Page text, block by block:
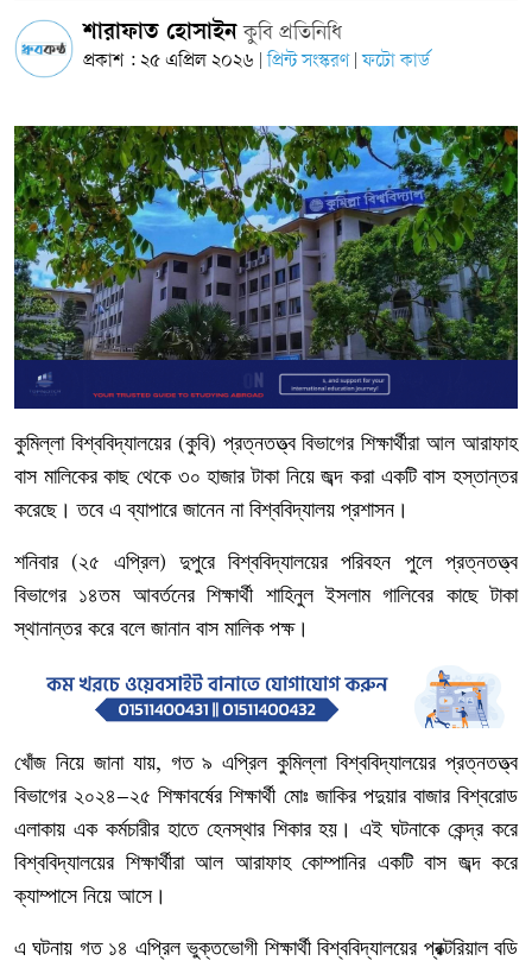
শারাফাত হোসাইনকুবি প্রতিনিধি
প্রকাশ : ২৫ এপ্রিল ২০২৬ প্রিন্ট সংস্করণ ফটো কার্ড
কুমিল্লা বিশ্ববিদ্যালয়ের(কুবি) প্রত্নতত্ত্ব বিভাগের শিক্ষার্থীরা আল আরাফাহ
বাস মালিকের কাছ থেকে ৩০ হাজার টাকা নিয়ে জব্দ করা একটি বাস হস্তান্তর
করেছে। তবে এ ব্যাপারে জানেন না বিশ্ববিদ্যালয় প্রশাসন।
শনিবার(২৫ এপ্রিল) দুপুরে বিশ্ববিদ্যালয়ের পরিবহন পুলে প্রত্নতত্ত্ব
বিভাগের ১৪তম আবর্তনের শিক্ষার্থী শাহিনুল ইসলাম গালিবের কাছে টাকা
স্থানান্তর করে বলে জানান বাস মালিক পক্ষ।
খোঁজ নিয়ে জানা যায়, গত ৯ এপ্রিল কুমিল্লা বিশ্ববিদ্যালয়ের প্রত্নতত্ত্ব
বিভাগের ২০২৪–২৫ শিক্ষাবর্ষের শিক্ষার্থী মোঃ জাকির পদুয়ার বাজার বিশ্বরোড
এলাকায় এক কর্মচারীর হাতে হেনস্থার শিকার হয়। এই ঘটনাকে কেন্দ্র করে
বিশ্ববিদ্যালয়ের শিক্ষার্থীরা আল আরাফাহ কোম্পানির একটি বাস জব্দ করে
ক্যাম্পাসে নিয়ে আসে।
এ ঘটনায় গত ১৪ এপ্রিল ভুক্তভোগী শিক্ষার্থী বিশ্ববিদ্যালয়ের প্রক্টরিয়াল বডি